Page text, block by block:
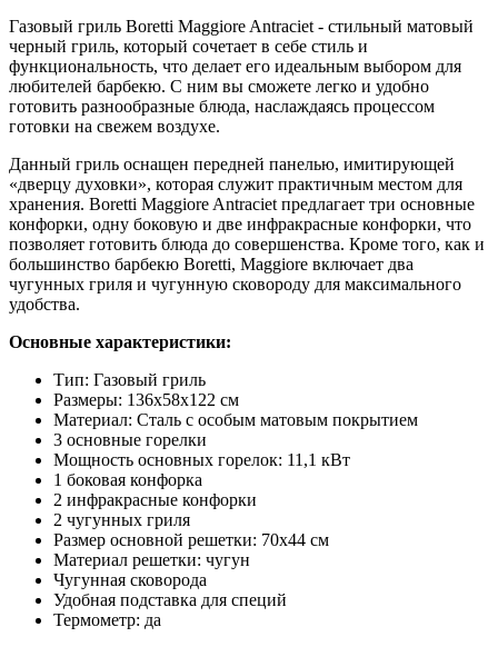
Газовый гриль Boretti Maggiore Antraciet - стильный матовый
черный гриль, который сочетает в себе стиль и
функциональность, что делает его идеальным выбором для
любителей барбекю. С ним вы сможете легко и удобно
готовить разнообразные блюда, наслаждаясь процессом
готовки на свежем воздухе.
Данный гриль оснащен передней панелью, имитирующей
«дверцу духовки», которая служит практичным местом для
хранения. Boretti Maggiore Antraciet предлагает три основные
конфорки, одну боковую и две инфракрасные конфорки, что
позволяет готовить блюда до совершенства. Кроме того, как и
большинство барбекю Boretti, Maggiore включает два
чугунных гриля и чугунную сковороду для максимального
удобства.
Основные характеристики:
Тип: Газовый гриль
Размеры: 136х58х122 см
Материал: Сталь с особым матовым покрытием
3 основные горелки
Мощность основных горелок: 11,1 кВт
1 боковая конфорка
2 инфракрасные конфорки
2 чугунных гриля
Размер основной решетки: 70х44 см
Материал решетки: чугун
Чугунная сковорода
Удобная подставка для специй
Термометр: да